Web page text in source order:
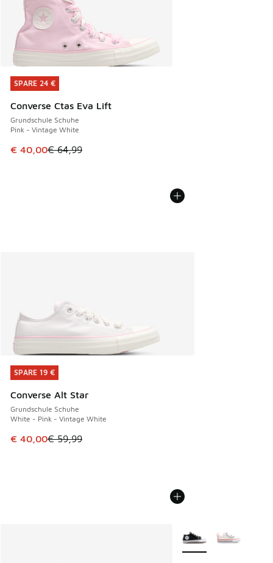
SPARE 24 €
Converse Ctas Eva Lift
Grundschule Schuhe
Pink - Vintage White
Dieser Artikel ist im Sale. Der Preis ist von € 64,99 auf €
€ 40,00€ 64,99
SPARE 24 €
SPARE 19 €
Converse Alt Star
Grundschule Schuhe
White - Pink - Vintage White
Dieser Artikel ist im Sale. Der Preis ist von € 59,99 auf €
€ 40,00€ 59,99
SPARE 19 €
Weitere Farben